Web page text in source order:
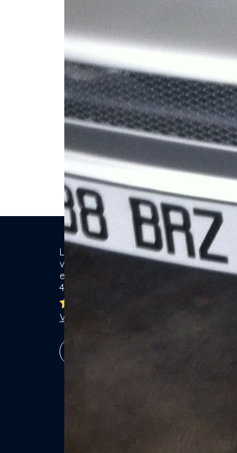
Location de matériel & Services entre
voisins. Voisiner, s'entraider... gagner
ensemble ! Particuliers & Professionnels.
4,8/5
Voir les 7762 avis